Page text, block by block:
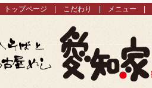
トップページ こだわり メニュー